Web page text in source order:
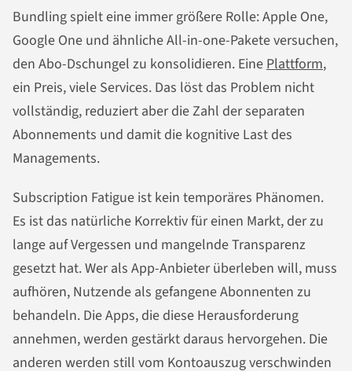
Bundling spielt eine immer größere Rolle: Apple One,
Google One und ähnliche All-in-one-Pakete versuchen,
den Abo-Dschungel zu konsolidieren. EinePlattform,
ein Preis, viele Services. Das löst das Problem nicht
vollständig, reduziert aber die Zahl der separaten
Abonnements und damit die kognitive Last des
Managements.
Subscription Fatigue ist kein temporäres Phänomen.
Es ist das natürliche Korrektiv für einen Markt, der zu
lange auf Vergessen und mangelnde Transparenz
gesetzt hat. Wer als App-Anbieter überleben will, muss
aufhören, Nutzende als gefangene Abonnenten zu
behandeln. Die Apps, die diese Herausforderung
annehmen, werden gestärkt daraus hervorgehen. Die
anderen werden still vom Kontoauszug verschwinden